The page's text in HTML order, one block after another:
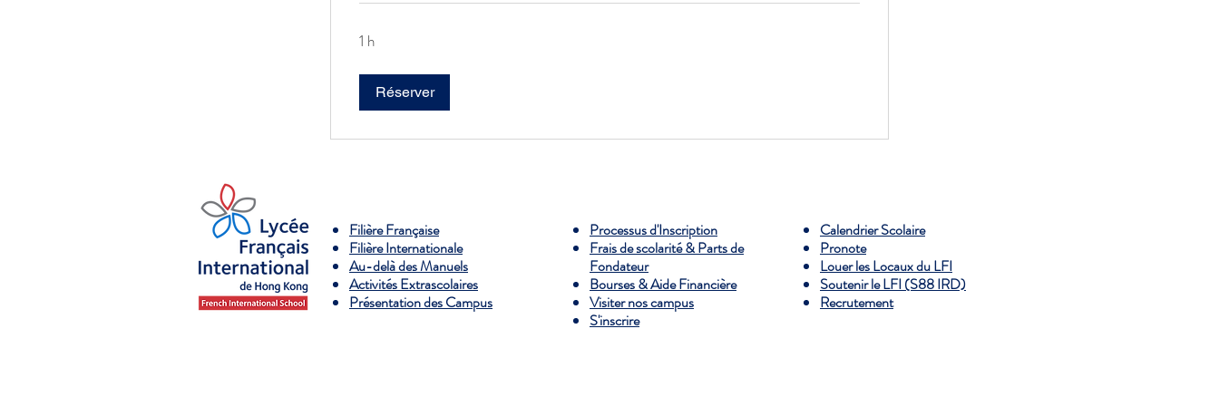
1 h
Réserver
Filière Française
Filière Internationale
Au-delà des Manuels
Activités Extrascolaires
Présentation des Campus
Processus d'Inscription
Frais de scolarité & Parts de
Fondateur
Bourses & Aide Financière
Visiter nos campus
S'inscrire
Calendrier Scolaire
Pronote
Louer les Locaux du LFI
Soutenir le LFI (S88 IRD)
Recrutement